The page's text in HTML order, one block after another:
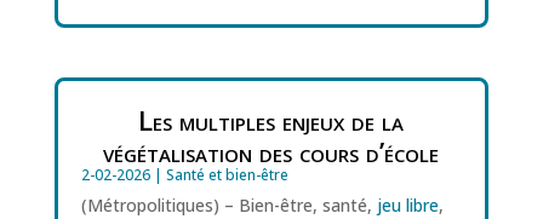
Les multiples enjeux de la
végétalisation des cours d’école
2-02-2026| Santé et bien-être
(Métropolitiques) – Bien-être, santé, jeu libre,